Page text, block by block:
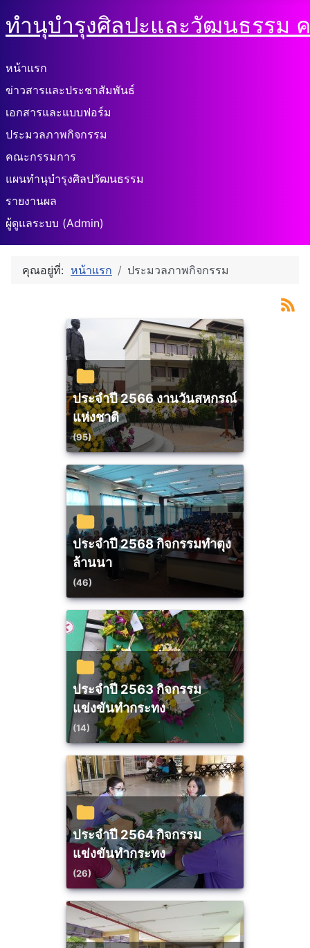
ทำนุบำรุงศิลปะและวัฒนธรรม
หน้าแรก
ข่าวสารและประชาสัมพันธ์
เอกสารและแบบฟอร์ม
ประมวลภาพกิจกรรม
คณะกรรมการ
แผนทำนุบำรุงศิลปวัฒนธรรม
รายงานผล
ผู้ดูแลระบบ (Admin)
คุณอยู่ที่: หน้าแรก ประมวลภาพกิจกรรม
ประจำปี 2566 งานวันสหกรณ์
แห่งชาติ
(95)
ประจำปี 2568 กิจกรรมทำตุง
ล้านนา
(46)
ประจำปี 2563 กิจกรรม
แข่งขันทำกระทง
(14)
ประจำปี 2564 กิจกรรม
แข่งขันทำกระทง
(26)